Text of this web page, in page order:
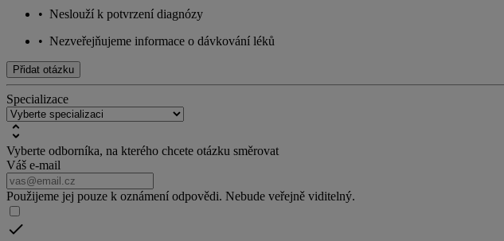
• Neslouží k potvrzení diagnózy
• Nezveřejňujeme informace o dávkování léků
Přidat otázku
Specializace
Vyberte odborníka, na kterého chcete otázku směrovat
Váš e-mail
Použijeme jej pouze k oznámení odpovědi. Nebude veřejně viditelný.